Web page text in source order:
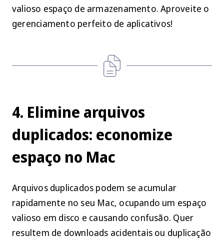
valioso espaço de armazenamento. Aproveite o
gerenciamento perfeito de aplicativos!
4. Elimine arquivos
duplicados: economize
espaço no Mac
Arquivos duplicados podem se acumular
rapidamente no seu Mac, ocupando um espaço
valioso em disco e causando confusão. Quer
resultem de downloads acidentais ou duplicação